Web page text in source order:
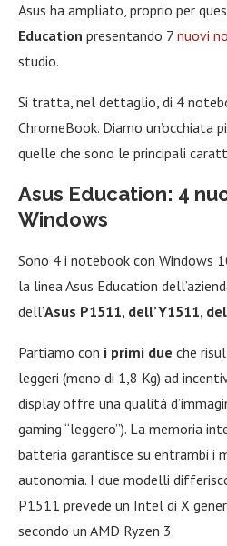
Asus ha ampliato, proprio per
Education presentando 7 nuovi
studio.
Si tratta, nel dettaglio, di 4
ChromeBook. Diamo un’occhiata
quelle che sono le principali
Asus Education: 4
Windows
Sono 4 i notebook con Windows
la linea Asus Education
dell’Asus P1511, dell’Y1511,
Partiamo con i primi due che
leggeri (meno di 1,8 Kg) ad
display offre una qualità
gaming “leggero”). La memoria
batteria garantisce su entrambi i
autonomia. I due modelli
P1511 prevede un Intel di X
secondo un AMD Ryzen 3.